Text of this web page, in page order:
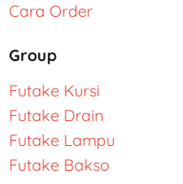
Cara Order
Group
Futake Kursi
Futake Drain
Futake Lampu
Futake Bakso